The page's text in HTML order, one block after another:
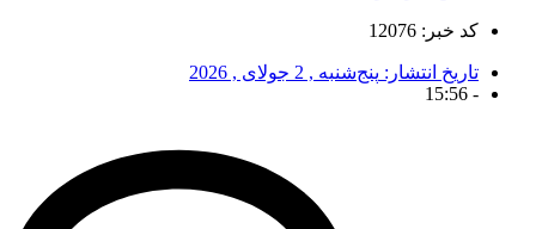
کد خبر: 12076
تاریخ انتشار: پنج‌شنبه , 2 جولای , 2026
-
15:56